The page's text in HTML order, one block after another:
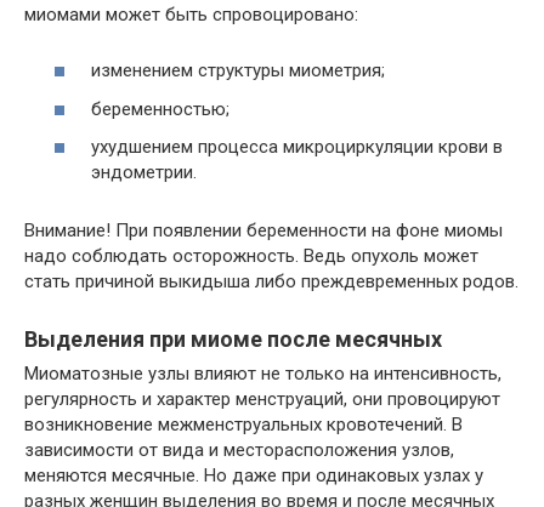
миомами может быть спровоцировано:
изменением структуры миометрия;
беременностью;
ухудшением процесса микроциркуляции крови в
эндометрии.
Внимание! При появлении беременности на фоне миомы
надо соблюдать осторожность. Ведь опухоль может
стать причиной выкидыша либо преждевременных родов.
Выделения при миоме после месячных
Миоматозные узлы влияют не только на интенсивность,
регулярность и характер менструаций, они провоцируют
возникновение межменструальных кровотечений. В
зависимости от вида и месторасположения узлов,
меняются месячные. Но даже при одинаковых узлах у
разных женщин выделения во время и после месячных